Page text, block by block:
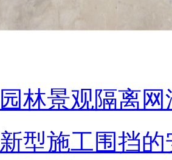
园林景观隔离
新型施工围挡